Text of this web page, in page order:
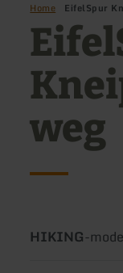
Home EifelSpur
weg
Type
HIKING-